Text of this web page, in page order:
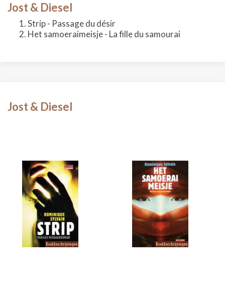
Jost & Diesel
Strip - Passage du désir
Het samoeraimeisje - La fille du samourai
Jost & Diesel